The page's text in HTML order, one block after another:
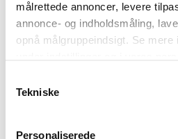
målrettede annoncer, levere
annonce- og indholdsmåling,
opnå målgruppeindsigt. Se mere
Hvis du tillader det, vil vi også
Indsamle præcise
Tekniske
Personaliserede
lykke77
July 24, 2009